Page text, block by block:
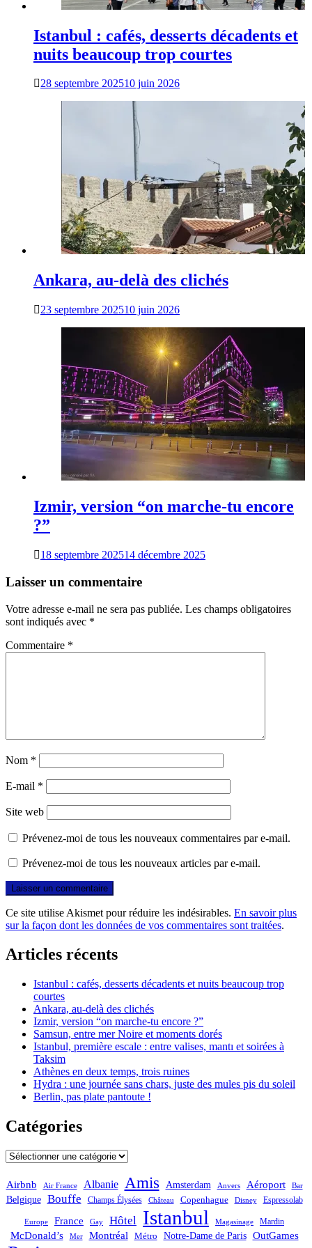
Istanbul : cafés, desserts décadents et
nuits beaucoup trop courtes
28 septembre 202510 juin 2026
Ankara, au-delà des clichés
23 septembre 202510 juin 2026
Izmir, version “on marche-tu encore
?”
18 septembre 202514 décembre 2025
Laisser un commentaire
Votre adresse e-mail ne sera pas publiée. Les champs obligatoires
sont indiqués avec *
Commentaire *
Nom *
E-mail *
Site web
Prévenez-moi de tous les nouveaux commentaires par e-mail.
Prévenez-moi de tous les nouveaux articles par e-mail.
Ce site utilise Akismet pour réduire les indésirables. En savoir plus
sur la façon dont les données de vos commentaires sont traitées.
Articles récents
Istanbul : cafés, desserts décadents et nuits beaucoup trop
courtes
Ankara, au-delà des clichés
Izmir, version “on marche-tu encore ?”
Samsun, entre mer Noire et moments dorés
Istanbul, première escale : entre valises, mantı et soirées à
Taksim
Athènes en deux temps, trois ruines
Hydra : une journée sans chars, juste des mules pis du soleil
Berlin, pas plate pantoute !
Catégories
Catégories
Airbnb Air France Albanie Amis Amsterdam Anvers Aéroport Bar
Belgique Bouffe Champs Élysées Château Copenhague Disney Espressolab
Europe France Gay Hôtel Istanbul Magasinage Mardin
McDonald’s Mer Montréal Métro Notre-Dame de Paris OutGames